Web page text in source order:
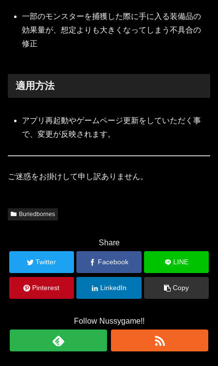
一部のモンスターを捕獲した際に手に入る装備品の
効果量が、想定よりも大きくなってしまう不具合の
修正
適用方法
アプリ再起動やゲームページ更新をしていただく事
で、変更が反映されます。
ご迷惑をお掛けして申し訳ありません。
Buriedbornes
Share
Twitter Facebook LINE
Pinterest LinkedIn Copy
Follow Nussygame!!